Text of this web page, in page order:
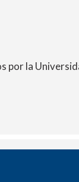
por la